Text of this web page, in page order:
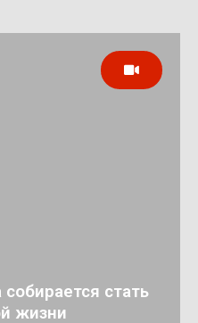
стать
жизни